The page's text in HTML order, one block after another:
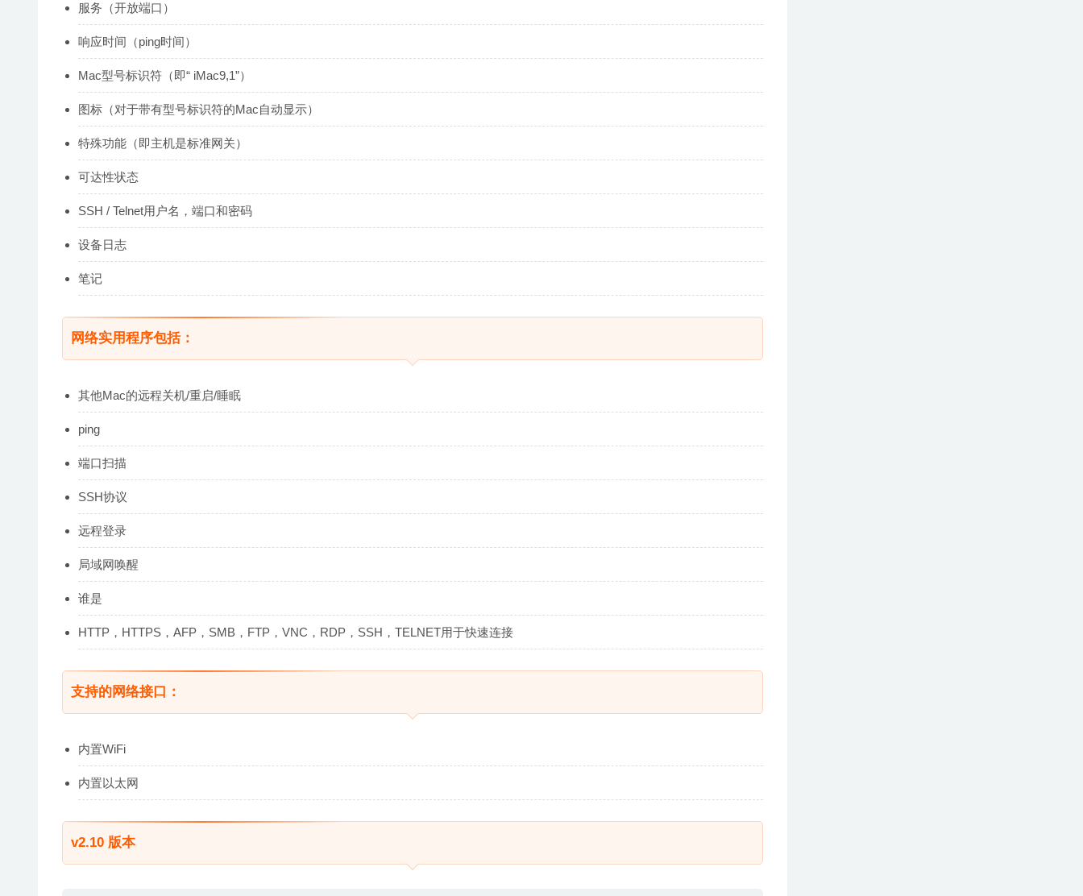
服务（开放端口）
响应时间（ping时间）
Mac型号标识符（即“ iMac9,1”）
图标（对于带有型号标识符的Mac自动显示）
特殊功能（即主机是标准网关）
可达性状态
SSH / Telnet用户名，端口和密码
设备日志
笔记
网络实用程序包括：
其他Mac的远程关机/重启/睡眠
ping
端口扫描
SSH协议
远程登录
局域网唤醒
谁是
HTTP，HTTPS，AFP，SMB，FTP，VNC，RDP，SSH，TELNET用于快速连接
支持的网络接口：
内置WiFi
内置以太网
v2.10 版本